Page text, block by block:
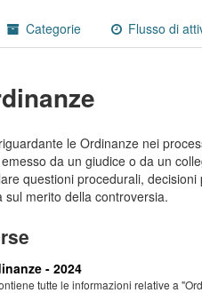
Categorie Flusso di
le Ordinanze nei
da un giudice o da un
questioni procedurali,
sul merito della controversia.
- 2024
tutte le informazioni relative a